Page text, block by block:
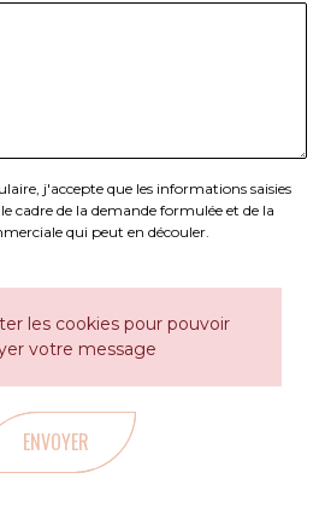
j'accepte que les informations saisies
cadre de la demande formulée et de la
qui peut en découler.
les cookies pour pouvoir
votre message
ENVOYER